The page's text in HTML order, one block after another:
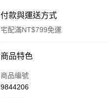
付款與運送方式
宅配滿NT$799免運
付款方式
icash Pay
商品特色
商品編號
9844206